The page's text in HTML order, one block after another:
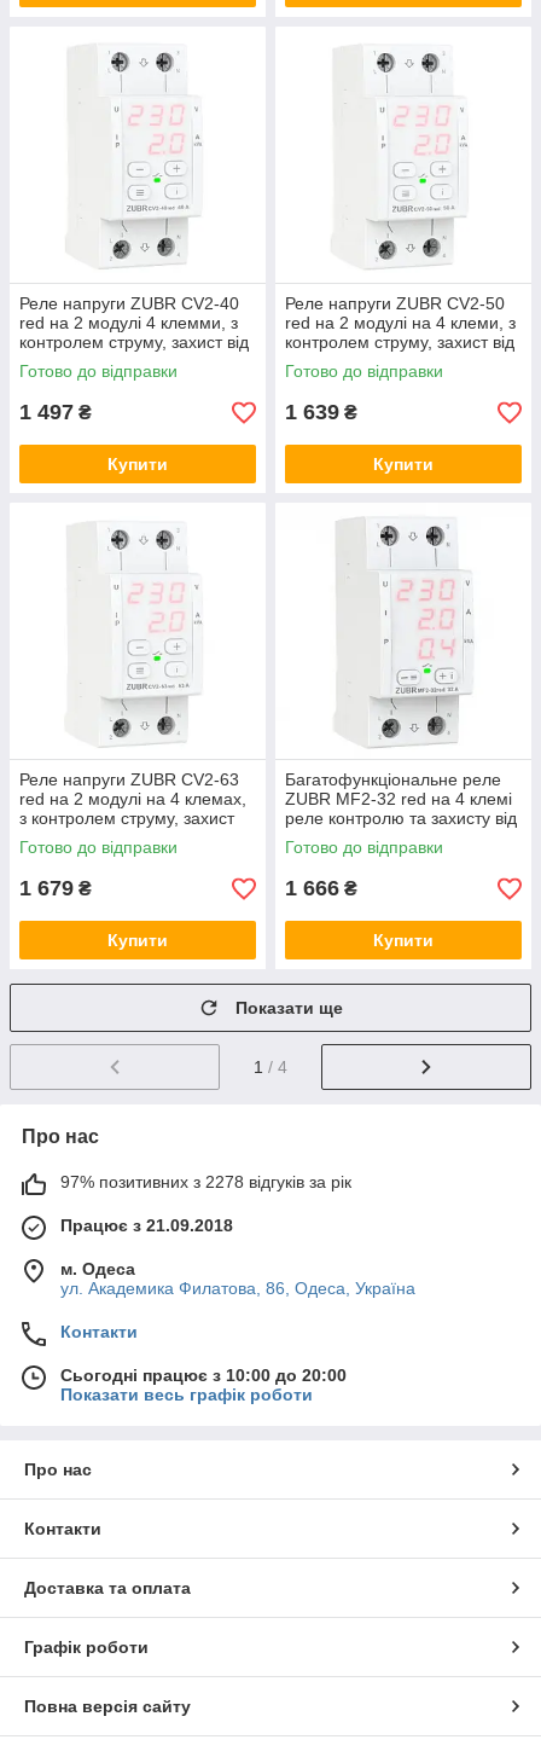
Реле напруги ZUBR CV2-40
red на 2 модулі 4 клемми, з
контролем струму, захист від
перенапруги ЗУБР, бар'єр
Готово до відправки
1 497 ₴
Купити
Реле напруги ZUBR CV2-50
red на 2 модулі на 4 клеми, з
контролем струму, захист від
перенапруги ЗУБР, бар'єр
Готово до відправки
1 639 ₴
Купити
Реле напруги ZUBR CV2-63
red на 2 модулі на 4 клемах,
з контролем струму, захист
від перенапруги ЗУБР, бар'єр
Готово до відправки
1 679 ₴
Купити
Багатофункціональне реле
ZUBR MF2-32 red на 4 клемі
реле контролю та захисту від
перенапруги ЗУБР, відсікач,
бар'єр
Готово до відправки
1 666 ₴
Купити
Показати ще
1 / 4
Про нас
97% позитивних з 2278 відгуків за рік
Працює з 21.09.2018
м. Одеса
ул. Академика Филатова, 86, Одеса, Україна
Контакти
Сьогодні працює з 10:00 до 20:00
Показати весь графік роботи
Про нас
Контакти
Доставка та оплата
Графік роботи
Повна версія сайту